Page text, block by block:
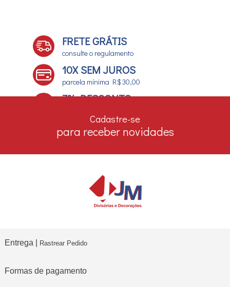
FRETE GRÁTIS
consulte o regulamento
10X SEM JUROS
parcela mínima R$ 30,00
7% DESCONTO
Cadastre-se
para receber novidades
Entrega | Rastrear Pedido
Formas de pagamento